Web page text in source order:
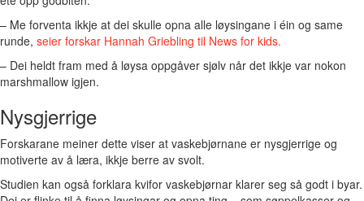
– Me forventa ikkje at dei skulle opna alle løysingane i éin og same
runde, seier forskar Hannah Griebling til News for kids.
– Dei heldt fram med å løysa oppgåver sjølv når det ikkje var nokon
marshmallow igjen.
Nysgjerrige
Forskarane meiner dette viser at vaskebjørnane er nysgjerrige og
motiverte av å læra, ikkje berre av svolt.
Studien kan også forklara kvifor vaskebjørnar klarer seg så godt i byar.